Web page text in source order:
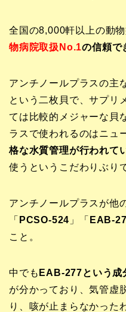
全国の8,000軒以上の動
物病院取扱No.1の信頼で
アンチノールプラスの主
という二枚貝で、サプリ
ては比較的メジャーな貝
ラスで使われるのはニュ
格な水質管理が行われて
使うというこだわりぶり
アンチノールプラスが他
「 PCSO-524 」「 EAB-
こと。
中でも EAB-277という成
が分かっており、気管虚
り、咳が止まらなかった